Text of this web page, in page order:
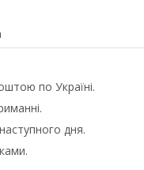
по Україні.
дня.